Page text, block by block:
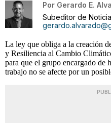
Por Gerardo E.
Subeditor de
La ley que obliga a la creación
y Resiliencia al Cambio
para que el grupo encargado de
trabajo no se afecte por un